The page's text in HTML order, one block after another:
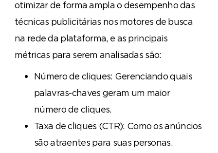
otimizar de forma ampla o desempenho das
técnicas publicitárias nos motores de busca
na rede da plataforma, e as principais
métricas para serem analisadas são:
Número de cliques: Gerenciando quais
palavras-chaves geram um maior
número de cliques.
Taxa de cliques (CTR): Como os anúncios
são atraentes para suas personas.